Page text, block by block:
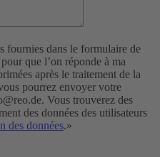
fournies dans le formulaire de
que l’on réponde à ma
après le traitement de la
pourrez envoyer votre
Vous trouverez des
des données des utilisateurs
des données.»